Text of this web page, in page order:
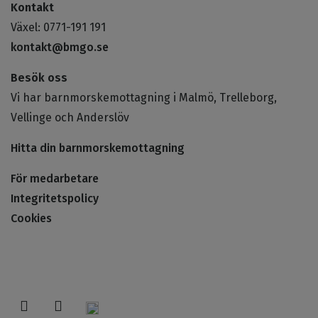
Kontakt
Växel: 0771-191 191
kontakt@bmgo.se
Besök oss
Vi har barnmorskemottagning i Malmö, Trelleborg,
Vellinge och Anderslöv
Hitta din barnmorskemottagning
För medarbetare
Integritetspolicy
Cookies